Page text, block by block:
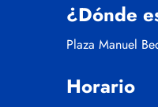
¿Dónde
Plaza Manuel
Horario